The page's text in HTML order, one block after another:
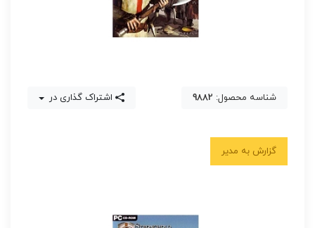
شناسه محصول: 9882 اشتراک گذاری در
گزارش به مدیر